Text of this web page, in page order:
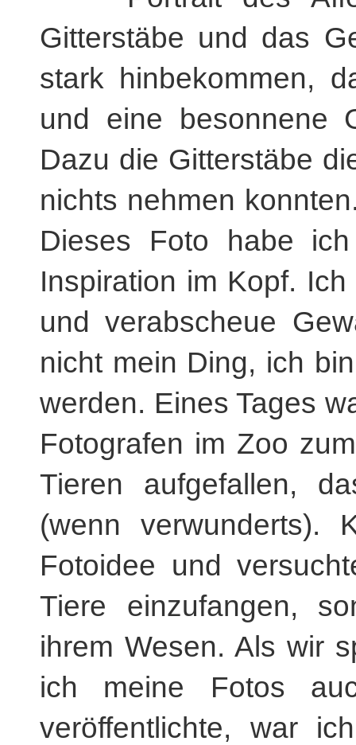
Gitterstäbe und das
stark hinbekommen,
und eine besonnene
Dazu die Gitterstäbe
nichts nehmen
Dieses Foto habe
Inspiration im Kopf.
und verabscheue
nicht mein Ding, ich
werden. Eines Tages
Fotografen im Zoo
Tieren aufgefallen,
(wenn verwunderts).
Fotoidee und
Tiere einzufangen,
ihrem Wesen. Als wir
ich meine Fotos
veröffentlichte, war